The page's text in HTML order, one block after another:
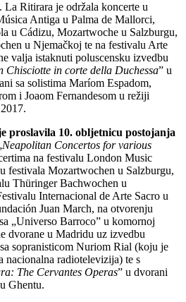
La Ritirara je održala koncerte u
Antiga u Palma de Mallorci,
u Cádizu, Mozartwoche u Salzburgu,
u Njemačkoj te na festivalu Arte
valja istaknuti poluscensku izvedbu
Chisciotte in corte della Duchessa” u
sa solistima Maríom Espadom,
i Joaom Fernandesom u režiji
proslavila 10. obljetnicu postojanja
Neapolitan Concertos for various
na festivalu London Music
festivala Mozartwochen u Salzburgu,
Thüringer Bachwochen u
Internacional de Arte Sacro u
Juan March, na otvorenju
„Universo Barroco” u komornoj
dvorane u Madridu uz izvedbu
sopranisticom Nuriom Rial (koju je
nacionalna radiotelevizija) te s
The Cervantes Operas” u dvorani
Ghentu.